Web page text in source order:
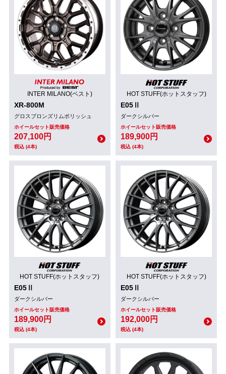
INTER MILANO(ベスト)
XR-800M
グロスブロンズリムポリッシュ
ホイールセット販売価格
207,100円
税込 (4本)
HOT STUFF(ホットスタッフ)
E05Ⅱ
ダークシルバー
ホイールセット販売価格
189,900円
税込 (4本)
HOT STUFF(ホットスタッフ)
E05Ⅱ
ダークシルバー
ホイールセット販売価格
189,900円
税込 (4本)
HOT STUFF(ホットスタッフ)
E05Ⅱ
ダークシルバー
ホイールセット販売価格
192,000円
税込 (4本)